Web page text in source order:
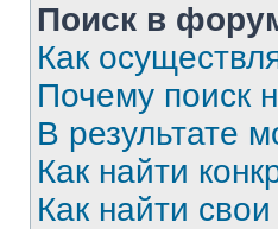
Поиск в
Как
Почему поиск
В результате
Как найти
Как найти